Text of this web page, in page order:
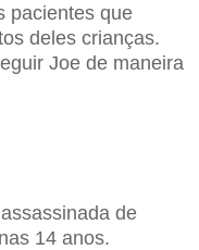
pacientes que
deles crianças.
Joe de maneira
de
14 anos.